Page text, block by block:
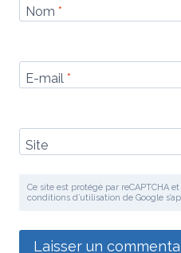
Nom *
E-mail *
Site
Ce site est protégé par reCAPTCHA
conditions d’utilisation de Google